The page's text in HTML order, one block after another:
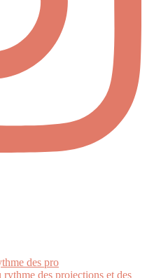
des pro